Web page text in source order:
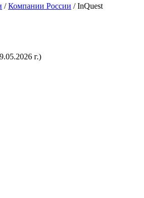
/Компании России / InQuest
г.)